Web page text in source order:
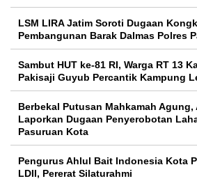
LSM LIRA Jatim Soroti Dugaan
Pembangunan Barak Dalmas Polres
Sambut HUT ke-81 RI, Warga RT 13
Pakisaji Guyub Percantik Kampung
Berbekal Putusan Mahkamah Agung,
Laporkan Dugaan Penyerobotan
Pasuruan Kota
Pengurus Ahlul Bait Indonesia Kota
LDII, Pererat Silaturahmi